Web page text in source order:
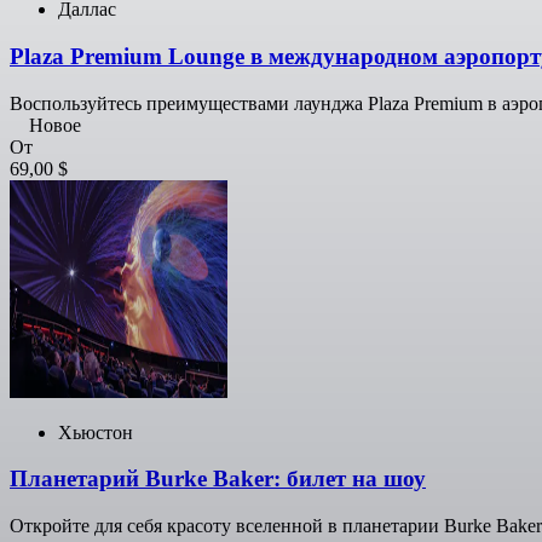
Даллас
Plaza Premium Lounge в международном
Воспользуйтесь преимуществами лаунджа Plaza Premium в
Новое
От
69,00 $
Хьюстон
Планетарий Burke Baker: билет на шоу
Откройте для себя красоту вселенной в планетарии Burke